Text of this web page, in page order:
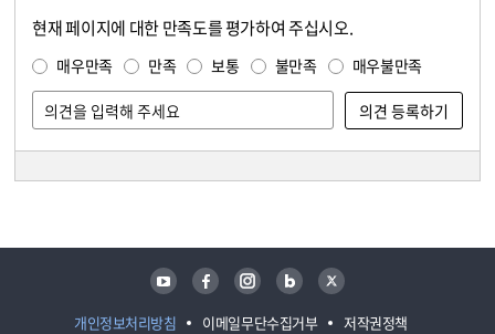
현재 페이지에 대한 만족도를 평가하여 주십시오.
매우만족 만족 보통 불만족 매우불만족
개인정보처리방침 이메일무단수집거부 저작권정책
유튜브 페이스북 인스타그램 블로그 트위터